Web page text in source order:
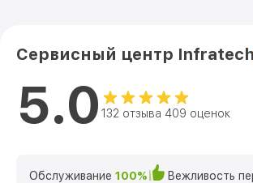
Сервисный центр Infratech
5.0 132 отзыва 409 оценок
Обслуживание 100% Вежливость